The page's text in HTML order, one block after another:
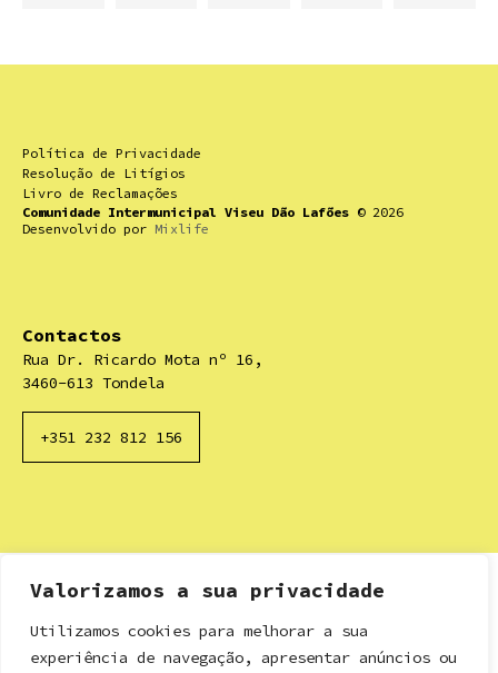
Valorizamos a sua privacidade
Utilizamos cookies para melhorar a sua
experiência de navegação, apresentar anúncios ou
Política de Privacidade
Resolução de Litígios
Livro de Reclamações
Comunidade Intermunicipal Viseu Dão Lafões © 2026
Desenvolvido por Mixlife
Contactos
Rua Dr. Ricardo Mota nº 16,
3460-613 Tondela
+351 232 812 156